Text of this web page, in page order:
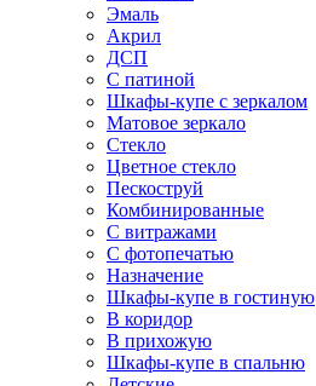
Эмаль
Акрил
ДСП
С патиной
Шкафы-купе с зеркалом
Матовое зеркало
Стекло
Цветное стекло
Пескоструй
Комбинированные
С витражами
С фотопечатью
Назначение
Шкафы-купе в гостиную
В коридор
В прихожую
Шкафы-купе в спальню